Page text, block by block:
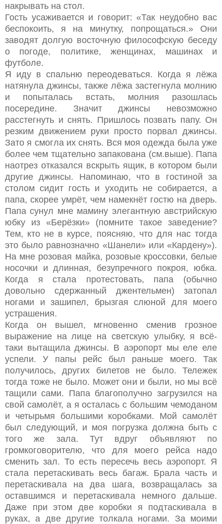
накрывать на стол.
Гость усаживается и говорит: «Так неудобно вас
беспокоить, я на минутку, попрощаться.» Они
заводят долгую восточную философскую беседу
о погоде, политике, женщинах, машинах и
футболе.
Я иду в спальню переодеваться. Когда я лёжа
натянула джинсы, также лёжа застегнула молнию
и попыталась встать, молния разошлась
посередине. Значит джинсы невозможно
расстегнуть и снять. Пришлось позвать папу. Он
резким движением руки просто порвал джинсы.
Зато я смогла их снять. Вся моя одежда была уже
более чем тщательно запакована (см.выше). Папа
наотрез отказался вскрыть ящик, в котором были
другие джинсы. Напоминаю, что в гостиной за
столом сидит гость и уходить не собирается, а
папа, скорее умрёт, чем намекнёт гостю на дверь.
Папа сунул мне мамину элегантную австрийскую
юбку из «Берёзки» (помните такое заведение?
Тем, кто не в курсе, поясняю, что для нас тогда
это было равнозначно «Шанели» или «Кардену»).
На мне розовая майка, розовые кроссовки, белые
носочки и длинная, безупречного покроя, юбка.
Когда я стала протестовать, папа (обычно
довольно сдержанный джентельмен) затопал
ногами и зашипел, брызгая слюной для моего
устрашения.
Когда он вышел, мгновенно сменив грозное
выражение на лице на светскую улыбку, я всё-
таки вытащила джинсы. В аэропорт мы еле еле
успели. У папы рейс был раньше моего. Так
получилось, других билетов не было. Тележек
тогда тоже не было. Может они и были, но мы всё
тащили сами. Папа благополучно загрузился на
свой самолёт, а я осталась с большим чемоданом
и четырьмя большими коробками. Мой самолёт
был следующий, и моя погрузка должна быть с
того же зала. Тут вдруг объявляют по
громкоговорителю, что для моего рейса надо
сменить зал. То есть пересечь весь аэропорт. Я
стала перетаскивать весь багаж. Брала часть и
перетаскивала на два шага, возвращалась за
оставшимся и перетаскивала немного дальше.
Даже при этом две коробки я подтаскивала в
руках, а две другие толкала ногами. За моими